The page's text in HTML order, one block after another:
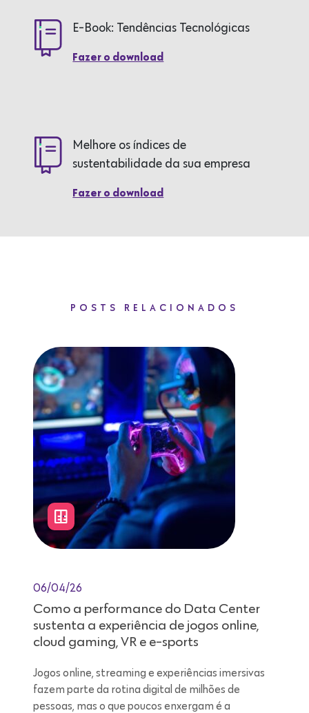
E-Book: Tendências Tecnológicas
Fazer o download
Melhore os índices de
sustentabilidade da sua empresa
Fazer o download
POSTS RELACIONADOS
06/04/26
Como a performance do Data Center
sustenta a experiência de jogos online,
cloud gaming, VR e e-sports
Jogos online, streaming e experiências imersivas
fazem parte da rotina digital de milhões de
pessoas, mas o que poucos enxergam é a